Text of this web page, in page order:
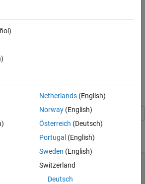
distribution is a simple distribution that puts
from one to
Distribution cdf
the cdf is a step function. The plot
uniform cdf forN= 10.
Netherlands(English)
Norway(English)
Österreich (Deutsch)
Portugal (English)
Sweden (English)
Switzerland
Deutsch